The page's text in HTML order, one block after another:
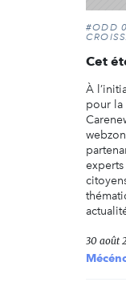
#ODD
Cet
À
pour la
experts
30 août